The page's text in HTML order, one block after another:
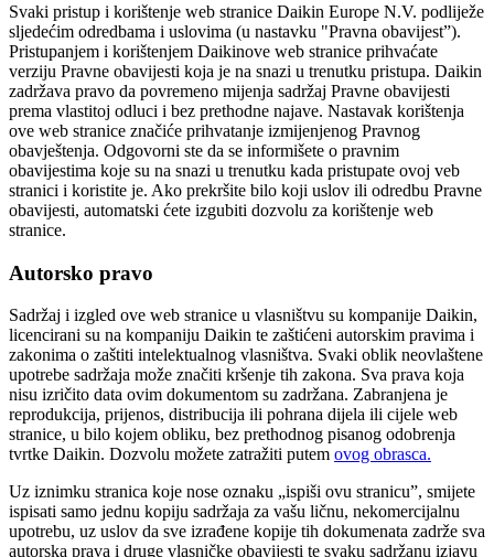
Svaki pristup i korištenje web stranice Daikin Europe N.V. podliježe
sljedećim odredbama i uslovima (u nastavku "Pravna obavijest”).
Pristupanjem i korištenjem Daikinove web stranice prihvaćate
verziju Pravne obavijesti koja je na snazi u trenutku pristupa. Daikin
zadržava pravo da povremeno mijenja sadržaj Pravne obavijesti
prema vlastitoj odluci i bez prethodne najave. Nastavak korištenja
ove web stranice značiće prihvatanje izmijenjenog Pravnog
obavještenja. Odgovorni ste da se informišete o pravnim
obavijestima koje su na snazi u trenutku kada pristupate ovoj veb
stranici i koristite je. Ako prekršite bilo koji uslov ili odredbu Pravne
obavijesti, automatski ćete izgubiti dozvolu za korištenje web
stranice.
Autorsko pravo
Sadržaj i izgled ove web stranice u vlasništvu su kompanije Daikin,
licencirani su na kompaniju Daikin te zaštićeni autorskim pravima i
zakonima o zaštiti intelektualnog vlasništva. Svaki oblik neovlaštene
upotrebe sadržaja može značiti kršenje tih zakona. Sva prava koja
nisu izričito data ovim dokumentom su zadržana. Zabranjena je
reprodukcija, prijenos, distribucija ili pohrana dijela ili cijele web
stranice, u bilo kojem obliku, bez prethodnog pisanog odobrenja
tvrtke Daikin. Dozvolu možete zatražiti putem ovog obrasca.
Uz iznimku stranica koje nose oznaku „ispiši ovu stranicu”, smijete
ispisati samo jednu kopiju sadržaja za vašu ličnu, nekomercijalnu
upotrebu, uz uslov da sve izrađene kopije tih dokumenata zadrže sva
autorska prava i druge vlasničke obavijesti te svaku sadržanu izjavu